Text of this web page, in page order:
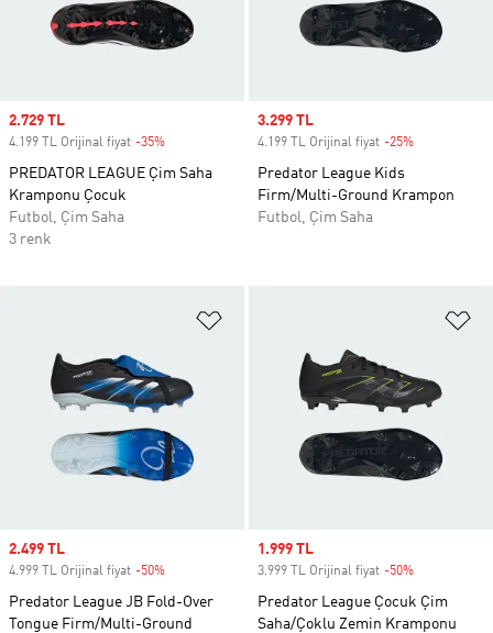
Sale price
2.729 TL
4.199 TL Orijinal fiyat -35%
PREDATOR LEAGUE Çim Saha
Kramponu Çocuk
Futbol, Çim Saha
3 renk
Sale price
3.299 TL
4.199 TL Orijinal fiyat -25%
Predator League Kids
Firm/Multi-Ground Krampon
Futbol, Çim Saha
Sale price
2.499 TL
4.999 TL Orijinal fiyat -50%
Predator League JB Fold-Over
Tongue Firm/Multi-Ground
Sale price
1.999 TL
3.999 TL Orijinal fiyat -50%
Predator League Çocuk Çim
Saha/Çoklu Zemin Kramponu